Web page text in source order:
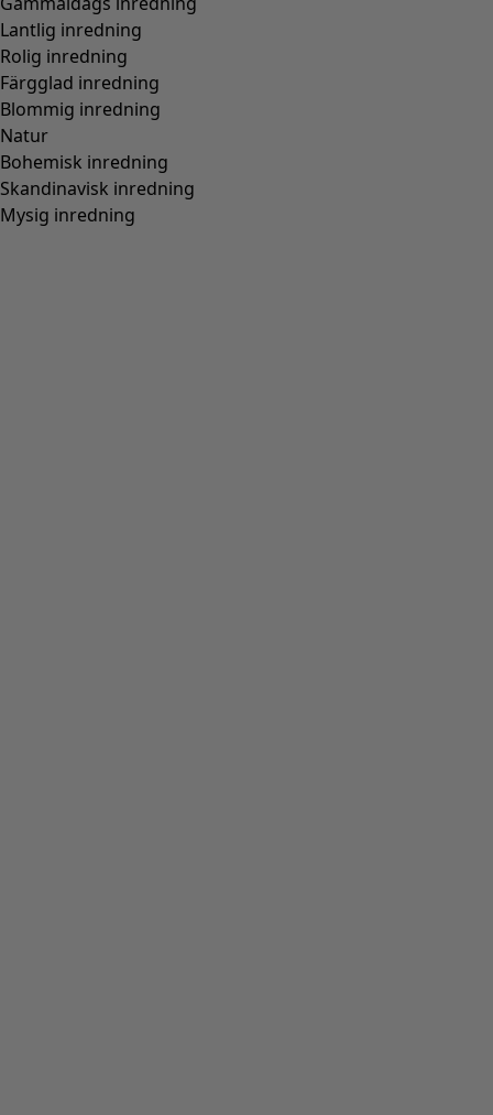
Lantlig inredning
Rolig inredning
Färgglad inredning
Blommig inredning
Natur
Bohemisk inredning
Skandinavisk inredning
Mysig inredning